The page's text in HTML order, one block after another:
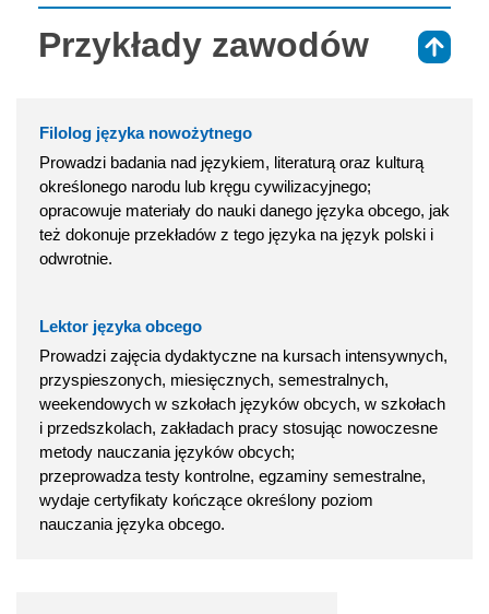
Przykłady zawodów
Filolog języka nowożytnego
Prowadzi badania nad językiem, literaturą oraz kulturą
określonego narodu lub kręgu cywilizacyjnego;
opracowuje materiały do nauki danego języka obcego, jak
też dokonuje przekładów z tego języka na język polski i
odwrotnie.
Lektor języka obcego
Prowadzi zajęcia dydaktyczne na kursach intensywnych,
przyspieszonych, miesięcznych, semestralnych,
weekendowych w szkołach języków obcych, w szkołach
i przedszkolach, zakładach pracy stosując nowoczesne
metody nauczania języków obcych;
przeprowadza testy kontrolne, egzaminy semestralne,
wydaje certyfikaty kończące określony poziom
nauczania języka obcego.